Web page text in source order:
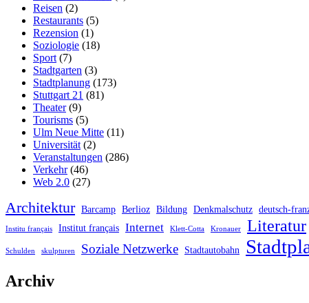
Reisen (2)
Restaurants (5)
Rezension (1)
Soziologie (18)
Sport (7)
Stadtgarten (3)
Stadtplanung (173)
Stuttgart 21 (81)
Theater(9)
Tourisms (5)
Ulm Neue Mitte (11)
Universität (2)
Veranstaltungen (286)
Verkehr(46)
Web 2.0 (27)
Architektur Barcamp Berlioz Bildung Denkmalschutz deutsch-
Institu français Institut français Internet Klett-Cotta Kronauer Literatur
Schulden skulpturen Soziale Netzwerke Stadtautobahn
Archiv